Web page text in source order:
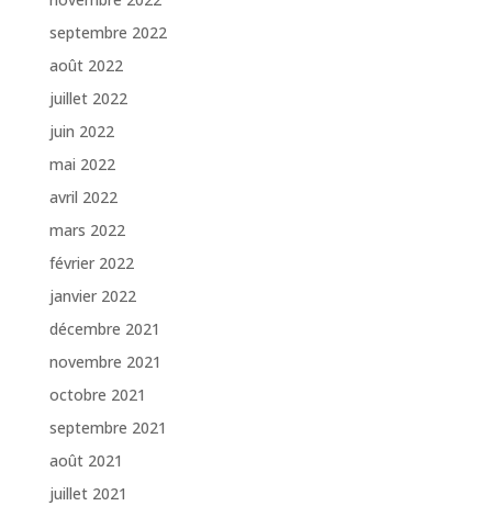
septembre 2022
août 2022
juillet 2022
juin 2022
mai 2022
avril 2022
mars 2022
février 2022
janvier 2022
décembre 2021
novembre 2021
octobre 2021
septembre 2021
août 2021
juillet 2021